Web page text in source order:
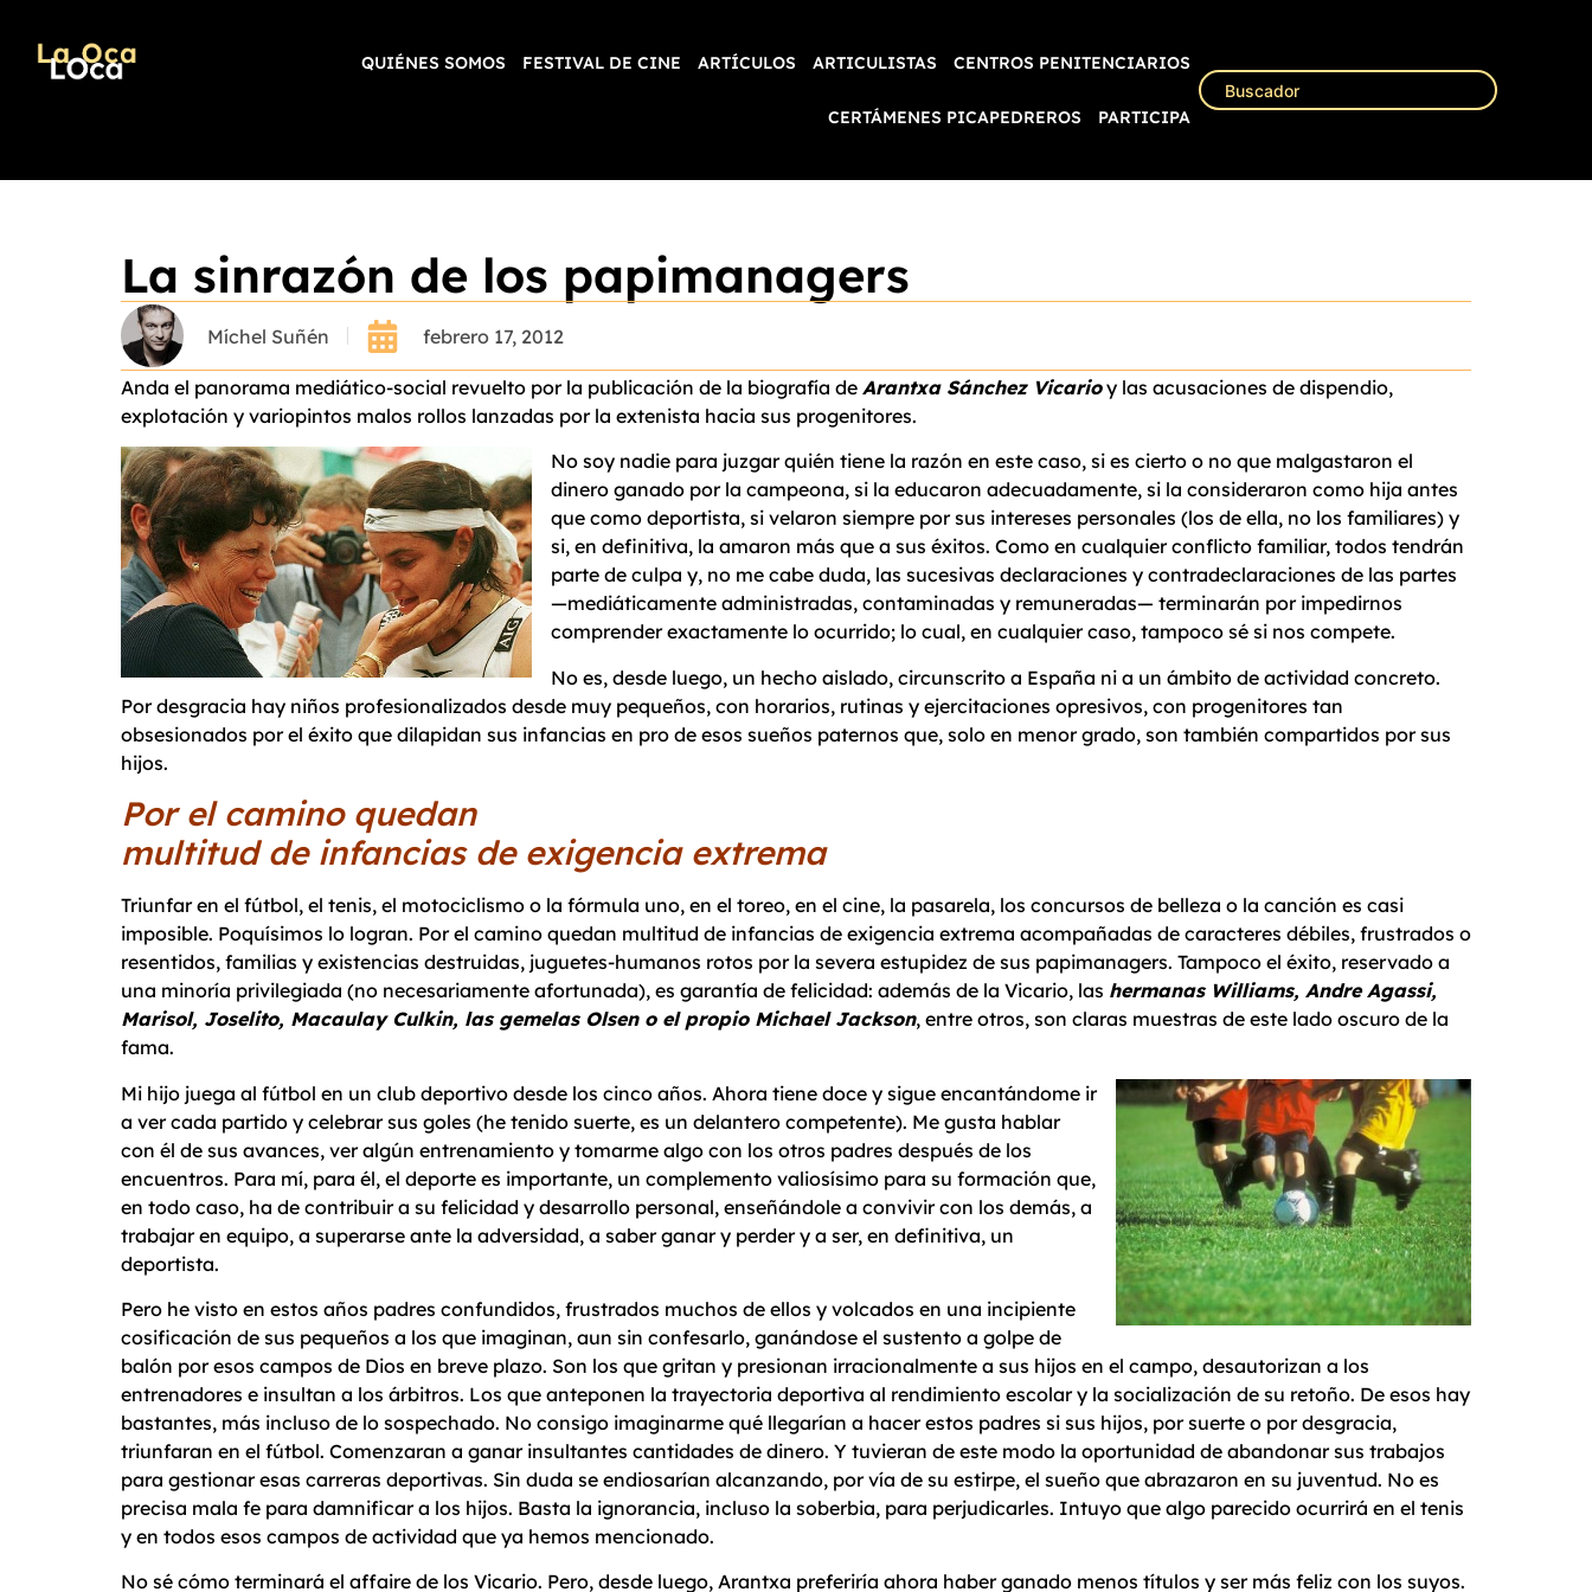
QUIÉNES SOMOS FESTIVAL DE CINE ARTÍCULOS ARTICULISTAS CENTROS PENITENCIARIOS
CERTÁMENES PICAPEDREROS PARTICIPA
La sinrazón de los papimanagers
Míchel Suñén febrero 17, 2012
Anda el panorama mediático-social revuelto por la publicación de la biografía de Arantxa Sánchez Vicarioy las acusaciones de dispendio,
explotación y variopintos malos rollos lanzadas por la extenista hacia sus progenitores.
No soy nadie para juzgar quién tiene la razón en este caso, si es cierto o no que malgastaron el
dinero ganado por la campeona, si la educaron adecuadamente, si la consideraron como hija antes
que como deportista, si velaron siempre por sus intereses personales (los de ella, no los familiares) y
si, en definitiva, la amaron más que a sus éxitos. Como en cualquier conflicto familiar, todos tendrán
parte de culpa y, no me cabe duda, las sucesivas declaraciones y contradeclaraciones de las partes
—mediáticamente administradas, contaminadas y remuneradas— terminarán por impedirnos
comprender exactamente lo ocurrido; lo cual, en cualquier caso, tampoco sé si nos compete.
No es, desde luego, un hecho aislado, circunscrito a España ni a un ámbito de actividad concreto.
Por desgracia hay niños profesionalizados desde muy pequeños, con horarios, rutinas y ejercitaciones opresivos, con progenitores tan
obsesionados por el éxito que dilapidan sus infancias en pro de esos sueños paternos que, solo en menor grado, son también compartidos por sus
hijos.
Por el camino quedan
multitud de infancias de exigencia extrema
Triunfar en el fútbol, el tenis, el motociclismo o la fórmula uno, en el toreo, en el cine, la pasarela, los concursos de belleza o la canción es casi
imposible. Poquísimos lo logran. Por el camino quedan multitud de infancias de exigencia extrema acompañadas de caracteres débiles, frustrados o
resentidos, familias y existencias destruidas, juguetes-humanos rotos por la severa estupidez de sus papimanagers. Tampoco el éxito, reservado a
una minoría privilegiada (no necesariamente afortunada), es garantía de felicidad: además de la Vicario, las hermanas Williams, Andre Agassi,
Marisol, Joselito, Macaulay Culkin, las gemelas Olsen o el propio Michael Jackson, entre otros, son claras muestras de este lado oscuro de la
fama.
Mi hijo juega al fútbol en un club deportivo desde los cinco años. Ahora tiene doce y sigue encantándome ir
a ver cada partido y celebrar sus goles (he tenido suerte, es un delantero competente). Me gusta hablar
con él de sus avances, ver algún entrenamiento y tomarme algo con los otros padres después de los
encuentros. Para mí, para él, el deporte es importante, un complemento valiosísimo para su formación que,
en todo caso, ha de contribuir a su felicidad y desarrollo personal, enseñándole a convivir con los demás, a
trabajar en equipo, a superarse ante la adversidad, a saber ganar y perder y a ser, en definitiva, un
deportista.
Pero he visto en estos años padres confundidos, frustrados muchos de ellos y volcados en una incipiente
cosificación de sus pequeños a los que imaginan, aun sin confesarlo, ganándose el sustento a golpe de
balón por esos campos de Dios en breve plazo. Son los que gritan y presionan irracionalmente a sus hijos en el campo, desautorizan a los
entrenadores e insultan a los árbitros. Los que anteponen la trayectoria deportiva al rendimiento escolar y la socialización de su retoño. De esos hay
bastantes, más incluso de lo sospechado. No consigo imaginarme qué llegarían a hacer estos padres si sus hijos, por suerte o por desgracia,
triunfaran en el fútbol. Comenzaran a ganar insultantes cantidades de dinero. Y tuvieran de este modo la oportunidad de abandonar sus trabajos
para gestionar esas carreras deportivas. Sin duda se endiosarían alcanzando, por vía de su estirpe, el sueño que abrazaron en su juventud. No es
precisa mala fe para damnificar a los hijos. Basta la ignorancia, incluso la soberbia, para perjudicarles. Intuyo que algo parecido ocurrirá en el tenis
y en todos esos campos de actividad que ya hemos mencionado.
No sé cómo terminará el affaire de los Vicario. Pero, desde luego, Arantxa preferiría ahora haber ganado menos títulos y ser más feliz con los suyos.